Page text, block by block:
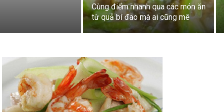
Cùng điểm nhanh qua các món ăn
từ quả bí đao mà ai cũng mê